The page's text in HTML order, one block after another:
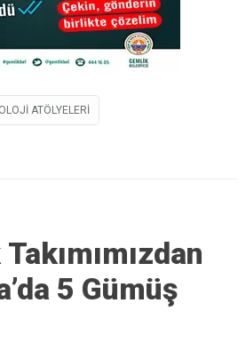
ATÖLYELERI
5 Gümüş